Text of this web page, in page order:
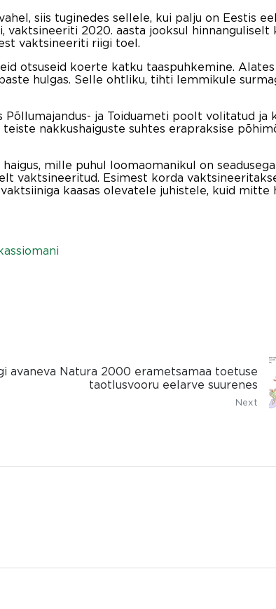
siis tuginedes sellele, kui palju on Eestis
2020. aasta jooksul hinnanguliselt
vaktsineeriti riigi toel.
otsuseid koerte katku taaspuhkemine. Alates
hulgas. Selle ohtliku, tihti lemmikule
ja Toiduameti poolt volitatud ja
nakkushaiguste suhtes erapraksise
mille puhul loomaomanikul on
vaktsineeritud. Esimest korda
kaasas olevatele juhistele, kuid mitte
avaneva Natura 2000 erametsamaa toetuse
taotlusvooru eelarve suurenes
Next